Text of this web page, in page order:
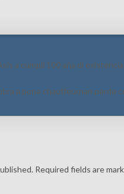
a cumpli 100 aña di
a pone chauffeurnan perde
Required fields are